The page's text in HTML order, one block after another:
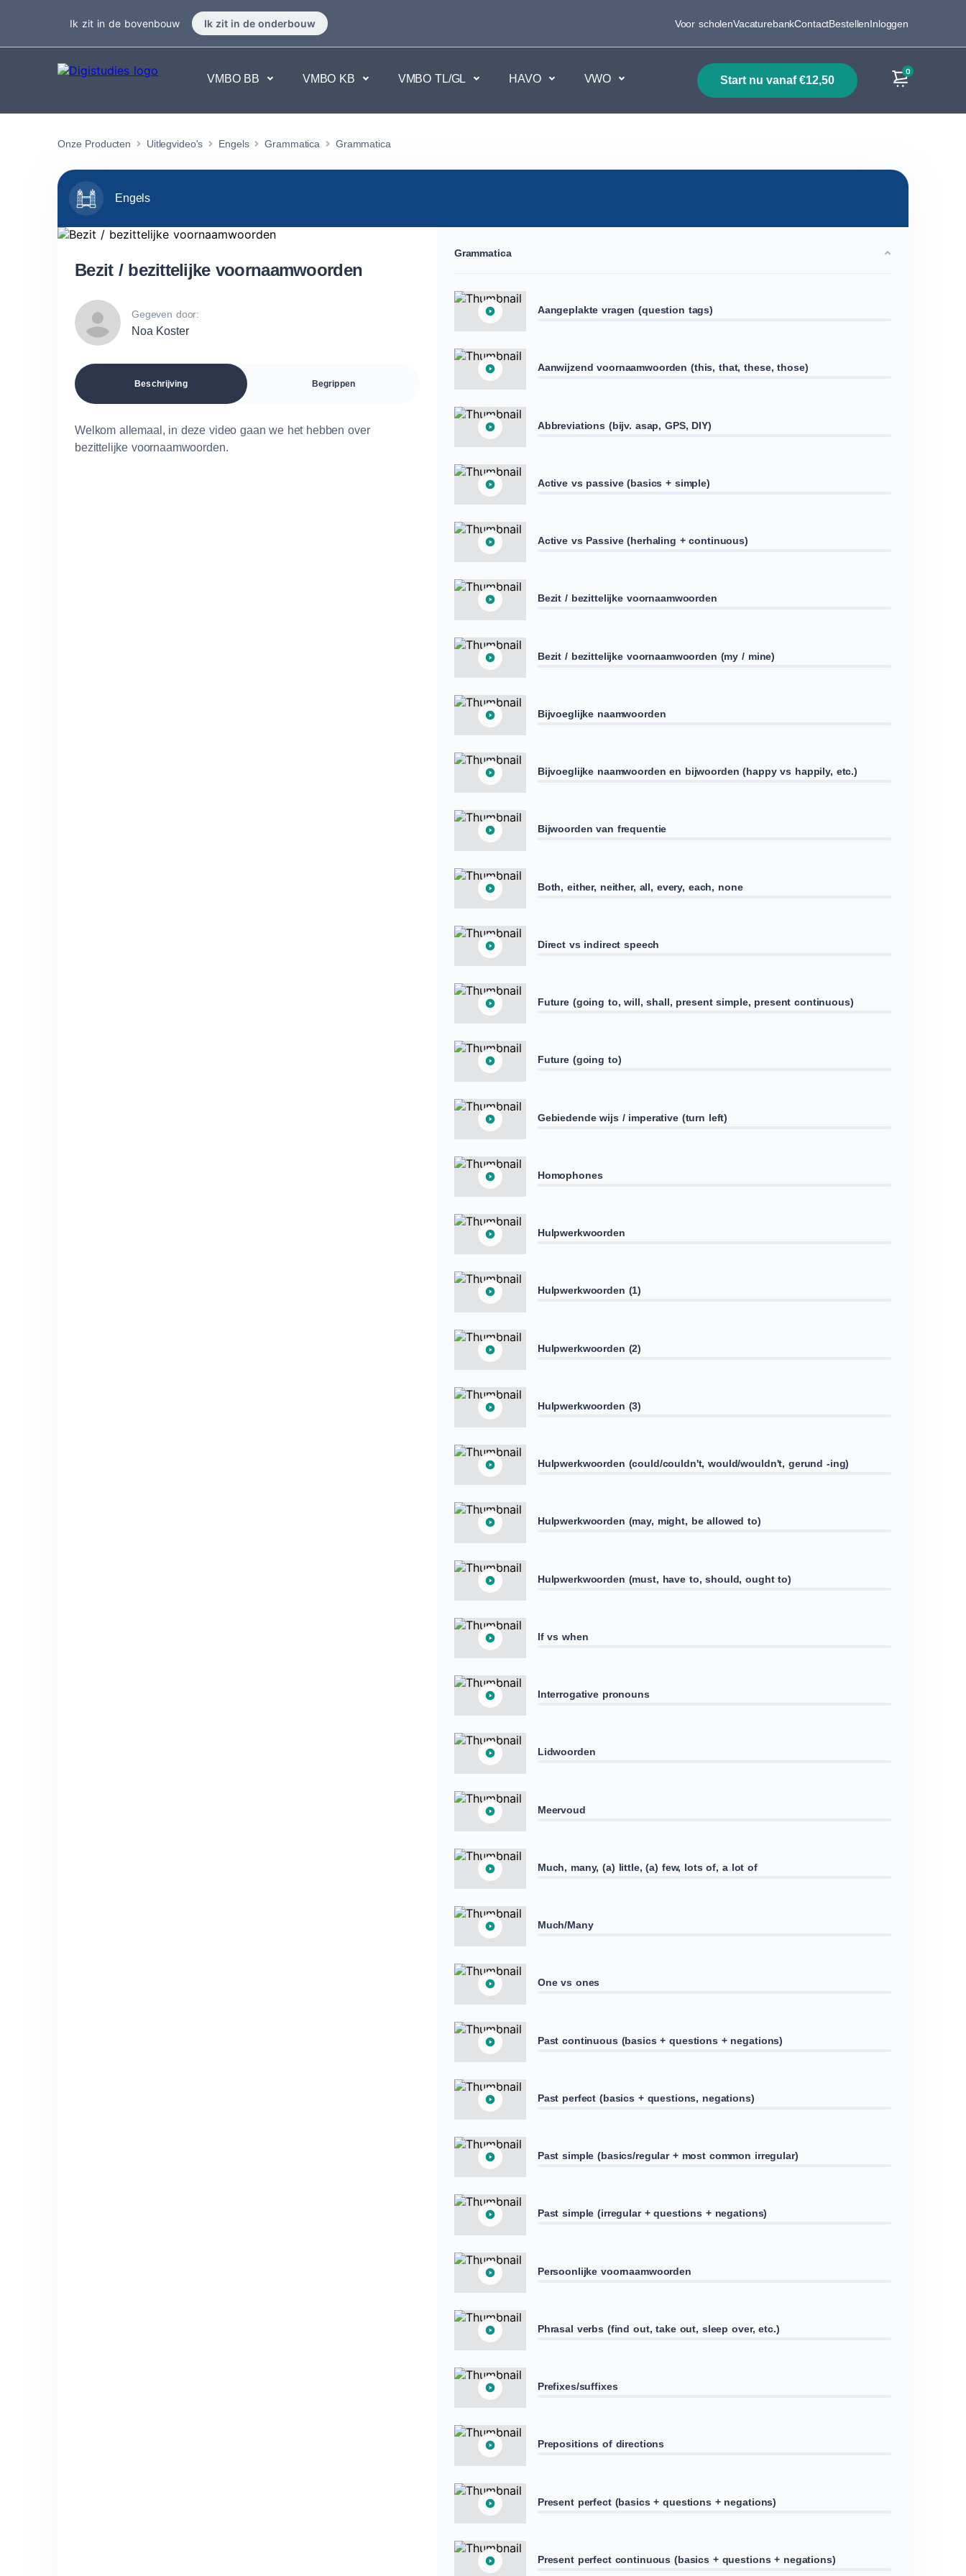
Ik zit in de bovenbouw Ik zit in de onderbouw Voor scholenVacaturebankContactBestellenInloggen
VMBO BB VMBO KB VMBO TL/GL HAVO VWO start nu vanaf €12,50
0
Exacte vakken
Geen vakken.
Taalvakken
Geen vakken. Geen vakken.
Onze Producten Uitlegvideo's Engels Grammatica Grammatica
Engels
Bezit / bezittelijke voornaamwoorden
Gegeven door:
Noa Koster
Beschrijving Begrippen
Welkom allemaal, in deze video gaan we het hebben over
bezittelijke voornaamwoorden.
Grammatica
Aangeplakte vragen (question tags)
Aanwijzend voornaamwoorden (this, that, these, those)
Abbreviations (bijv. asap, GPS, DIY)
Active vs passive (basics + simple)
Active vs Passive (herhaling + continuous)
Bezit / bezittelijke voornaamwoorden
Bezit / bezittelijke voornaamwoorden (my / mine)
Bijvoeglijke naamwoorden
Bijvoeglijke naamwoorden en bijwoorden (happy vs happily, etc.)
Bijwoorden van frequentie
Both, either, neither, all, every, each, none
Direct vs indirect speech
Future (going to, will, shall, present simple, present continuous)
Future (going to)
Gebiedende wijs / imperative (turn left)
Homophones
Hulpwerkwoorden
Hulpwerkwoorden (1)
Hulpwerkwoorden (2)
Hulpwerkwoorden (3)
Hulpwerkwoorden (could/couldn't, would/wouldn't, gerund -ing)
Hulpwerkwoorden (may, might, be allowed to)
Hulpwerkwoorden (must, have to, should, ought to)
If vs when
Interrogative pronouns
Lidwoorden
Meervoud
Much, many, (a) little, (a) few, lots of, a lot of
Much/Many
One vs ones
Past continuous (basics + questions + negations)
Past perfect (basics + questions, negations)
Past simple (basics/regular + most common irregular)
Past simple (irregular + questions + negations)
Persoonlijke voornaamwoorden
Phrasal verbs (find out, take out, sleep over, etc.)
Prefixes/suffixes
Prepositions of directions
Present perfect (basics + questions + negations)
Present perfect continuous (basics + questions + negations)